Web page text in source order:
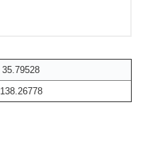
35.79528
138.26778